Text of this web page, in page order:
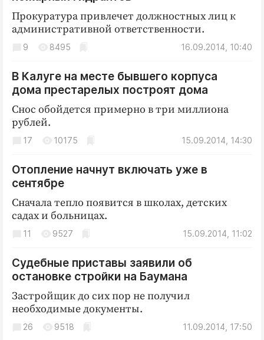
Прокуратура привлечет должностных лиц к
административной ответственности.
16.09.2014, 10:40
9 8495
В Калуге на месте бывшего корпуса
дома престарелых построят дома
Снос обойдется примерно в три миллиона
рублей.
15.09.2014, 14:30
17 10175
Отопление начнут включать уже в
сентябре
Сначала тепло появится в школах, детских
садах и больницах.
15.09.2014, 11:02
11 9527
Судебные приставы заявили об
остановке стройки на Баумана
Застройщик до сих пор не получил
необходимые документы.
11.09.2014, 17:50
26 9518